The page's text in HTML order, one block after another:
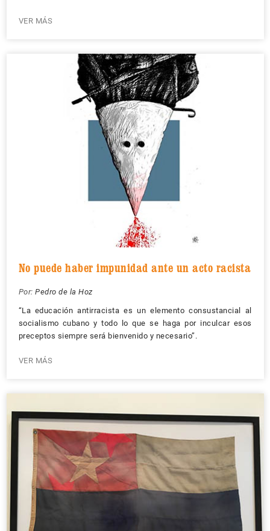
VER MÁS
No puede haber impunidad ante un acto racista
Por: Pedro de la Hoz
“La educación antirracista es un elemento consustancial al
socialismo cubano y todo lo que se haga por inculcar esos
preceptos siempre será bienvenido y necesario”.
VER MÁS